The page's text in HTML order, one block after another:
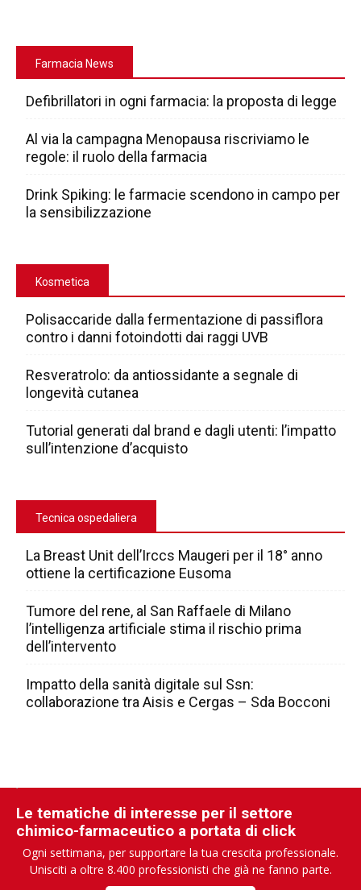
Farmacia News
Defibrillatori in ogni farmacia: la proposta di legge
Al via la campagna Menopausa riscriviamo le
regole: il ruolo della farmacia
Drink Spiking: le farmacie scendono in campo per
la sensibilizzazione
Kosmetica
Polisaccaride dalla fermentazione di passiflora
contro i danni fotoindotti dai raggi UVB
Resveratrolo: da antiossidante a segnale di
longevità cutanea
Tutorial generati dal brand e dagli utenti: l’impatto
sull’intenzione d’acquisto
Tecnica ospedaliera
La Breast Unit dell’Irccs Maugeri per il 18° anno
ottiene la certificazione Eusoma
Tumore del rene, al San Raffaele di Milano
l’intelligenza artificiale stima il rischio prima
dell’intervento
Impatto della sanità digitale sul Ssn:
collaborazione tra Aisis e Cergas – Sda Bocconi
Le tematiche di interesse per il settore
chimico-farmaceutico a portata di click
Ogni settimana, per supportare la tua crescita professionale.
Unisciti a oltre 8.400 professionisti che già ne fanno parte.